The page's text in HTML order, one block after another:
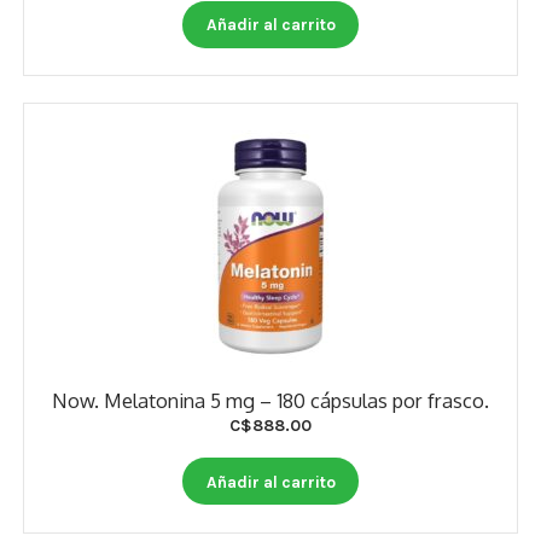
Añadir al carrito
Now. Melatonina 5 mg – 180 cápsulas por frasco.
C$888.00
Añadir al carrito